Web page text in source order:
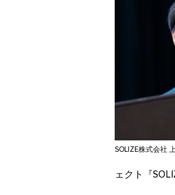
SOLIZE株式会社
ェクト『